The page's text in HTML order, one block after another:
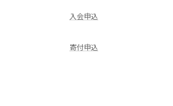
入会申込
寄付申込